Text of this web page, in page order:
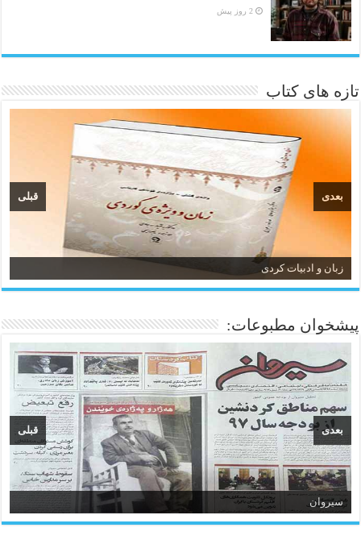
2 روز پیش
تازه های کتاب
زبان و ادبیات کردی
قبلی بعدی
پیشخوان مطبوعات:
سیروان
قبلی بعدی